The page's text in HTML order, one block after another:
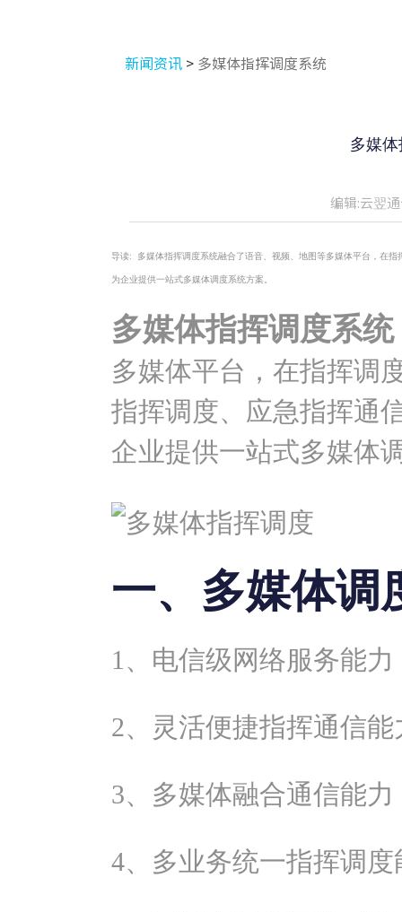
新闻资讯 > 多媒体指挥调度系统
多媒
编辑:云翌
导读: 多媒体指挥调度系统融合了语音、视频、地图等多媒体平台，在
为企业提供一站式多媒体调度系统方案。
多媒体指挥调度系统
多媒体平台，在指挥调
指挥调度、应急指挥通
企业提供一站式多媒体
一、多媒体调
1、电信级网络服务能力
2、灵活便捷指挥通信能
3、多媒体融合通信能力
4、多业务统一指挥调度